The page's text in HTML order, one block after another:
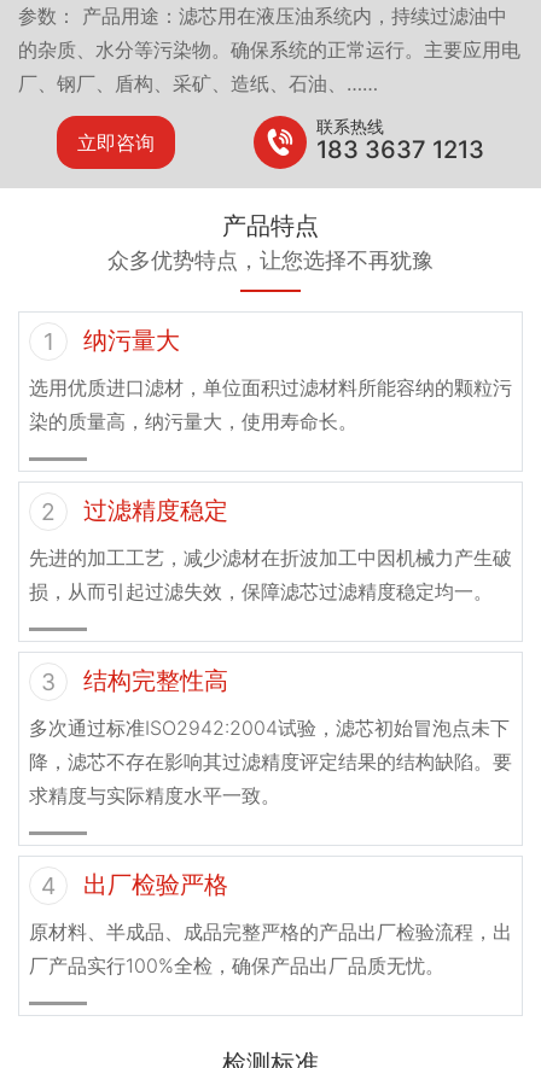
参数： 产品用途：滤芯用在液压油系统内，持续过滤油中
的杂质、水分等污染物。确保系统的正常运行。主要应用电
厂、钢厂、盾构、采矿、造纸、石油、……
立即咨询
联系热线
183 3637 1213
产品特点
众多优势特点，让您选择不再犹豫
1 纳污量大
选用优质进口滤材，单位面积过滤材料所能容纳的颗粒污
染的质量高，纳污量大，使用寿命长。
2 过滤精度稳定
先进的加工工艺，减少滤材在折波加工中因机械力产生破
损，从而引起过滤失效，保障滤芯过滤精度稳定均一。
3 结构完整性高
多次通过标准ISO2942:2004试验，滤芯初始冒泡点未下
降，滤芯不存在影响其过滤精度评定结果的结构缺陷。要
求精度与实际精度水平一致。
4 出厂检验严格
原材料、半成品、成品完整严格的产品出厂检验流程，出
厂产品实行100%全检，确保产品出厂品质无忧。